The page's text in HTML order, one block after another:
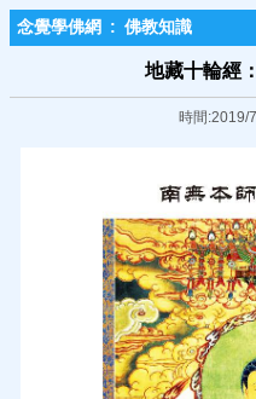
念覺學佛網 : 佛教知識
地藏十輪經
時間:2019/